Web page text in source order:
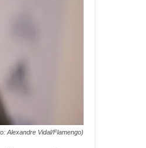
Alexandre Vidal/Flamengo)